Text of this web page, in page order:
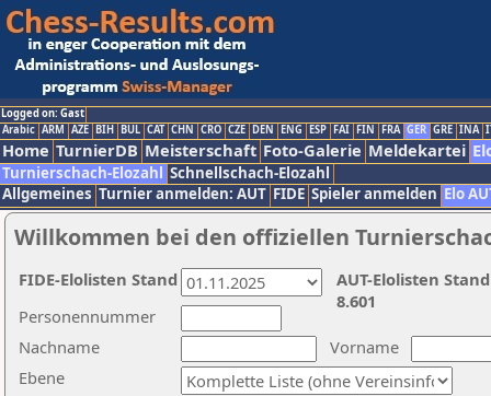
Logged on: Gast
Arabic ARM AZE BIH BUL CAT CHN CRO CZE DEN ENG ESP FAI FIN FRA GER GRE INA
Home TurnierDB Meisterschaft Foto-Galerie Meldekartei
Turnierschach-Elozahl Schnellschach-Elozahl
Allgemeines Turnier anmelden: AUT FIDE Spieler anmelden Elo
Willkommen bei den offiziellen
Nachname
Vorname
Ebene
Personennummer
AUT-Elolisten
8.601
FIDE-Elolisten Stand